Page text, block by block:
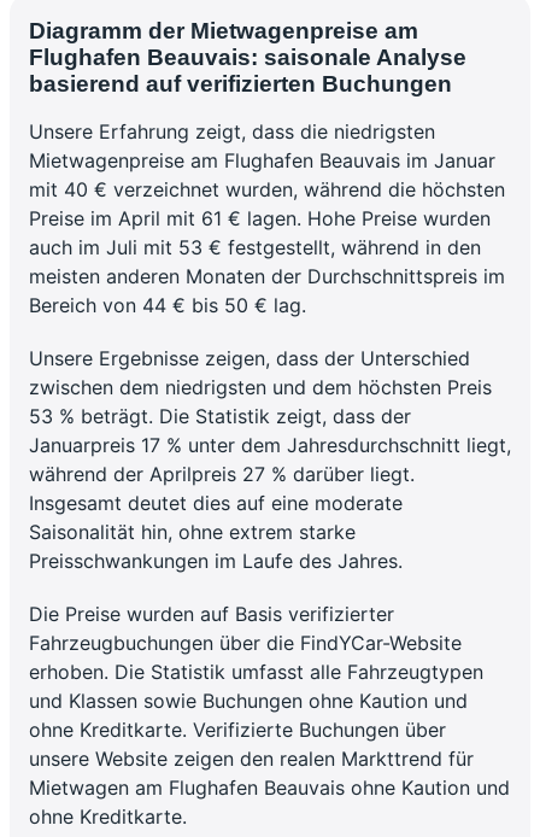
Diagramm der Mietwagenpreise am
Flughafen Beauvais: saisonale Analyse
basierend auf verifizierten Buchungen
Unsere Erfahrung zeigt, dass die niedrigsten
Mietwagenpreise am Flughafen Beauvais im Januar
mit 40 € verzeichnet wurden, während die höchsten
Preise im April mit 61 € lagen. Hohe Preise wurden
auch im Juli mit 53 € festgestellt, während in den
meisten anderen Monaten der Durchschnittspreis im
Bereich von 44 € bis 50 € lag.
Unsere Ergebnisse zeigen, dass der Unterschied
zwischen dem niedrigsten und dem höchsten Preis
53 % beträgt. Die Statistik zeigt, dass der
Januarpreis 17 % unter dem Jahresdurchschnitt liegt,
während der Aprilpreis 27 % darüber liegt.
Insgesamt deutet dies auf eine moderate
Saisonalität hin, ohne extrem starke
Preisschwankungen im Laufe des Jahres.
Die Preise wurden auf Basis verifizierter
Fahrzeugbuchungen über die FindYCar-Website
erhoben. Die Statistik umfasst alle Fahrzeugtypen
und Klassen sowie Buchungen ohne Kaution und
ohne Kreditkarte. Verifizierte Buchungen über
unsere Website zeigen den realen Markttrend für
Mietwagen am Flughafen Beauvais ohne Kaution und
ohne Kreditkarte.